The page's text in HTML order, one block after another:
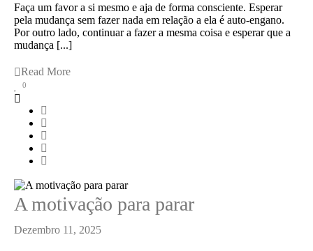
Faça um favor a si mesmo e aja de forma consciente. Esperar
pela mudança sem fazer nada em relação a ela é auto-engano.
Por outro lado, continuar a fazer a mesma coisa e esperar que a
mudança [...]
Read More
0
A motivação para parar
Dezembro 11, 2025